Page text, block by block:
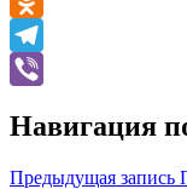
Odnoklassniki
Telegram
Навигация
Предыдущая запись